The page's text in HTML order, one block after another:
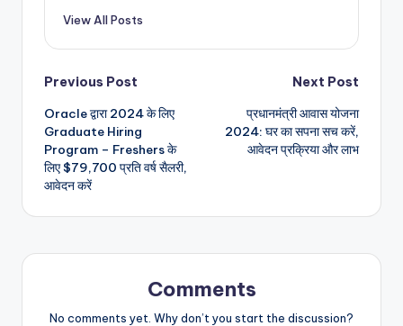
View All Posts
Post
navigation
Previous Post
Oracle द्वारा 2024 के लिए
Graduate Hiring
Program – Freshers के
लिए $79,700 प्रति वर्ष सैलरी,
आवेदन करें
Next Post
प्रधानमंत्री आवास योजना
2024: घर का सपना सच करें,
आवेदन प्रक्रिया और लाभ
Comments
No comments yet. Why don’t you start the discussion?